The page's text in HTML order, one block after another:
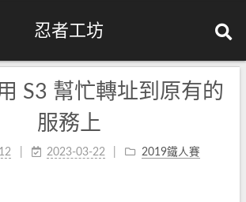
忍者工坊
S3 幫忙轉址到原有的
服務上
2023-03-22 2019鐵人賽